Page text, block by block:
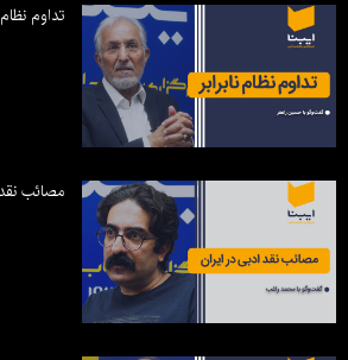
تداوم نظام
مصائب